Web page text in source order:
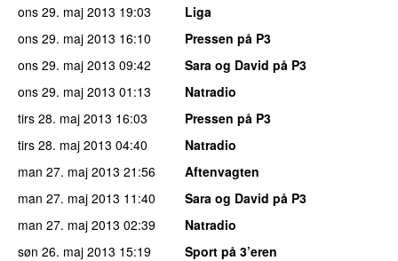
ons 29. maj 2013 19:03
Liga
ons 29. maj 2013 16:10
Pressen på P3
ons 29. maj 2013 09:42
Sara og David på P3
ons 29. maj 2013 01:13
Natradio
tirs 28. maj 2013 16:03
Pressen på P3
tirs 28. maj 2013 04:40
Natradio
man 27. maj 2013 21:56
Aftenvagten
man 27. maj 2013 11:40
Sara og David på P3
man 27. maj 2013 02:39
Natradio
søn 26. maj 2013 15:19
Sport på 3’eren